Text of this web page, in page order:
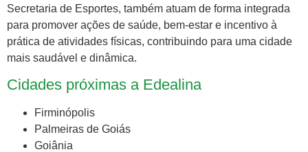
Secretaria de Esportes, também atuam de forma integrada
para promover ações de saúde, bem-estar e incentivo à
prática de atividades físicas, contribuindo para uma cidade
mais saudável e dinâmica.
Cidades próximas a Edealina
Firminópolis
Palmeiras de Goiás
Goiânia